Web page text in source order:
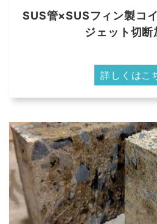
SUS管×SUSフィン製コ
ジェット切
詳しくはこ